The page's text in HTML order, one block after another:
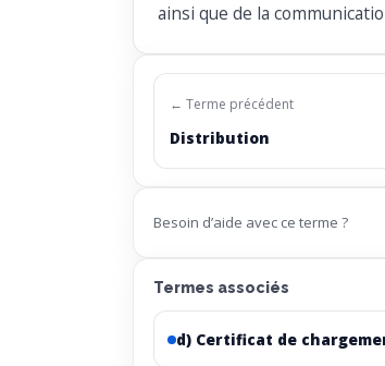
ainsi que de la
← Terme précédent
Distribution
Besoin d’aide avec ce terme ?
Termes associés
d) Certificat de